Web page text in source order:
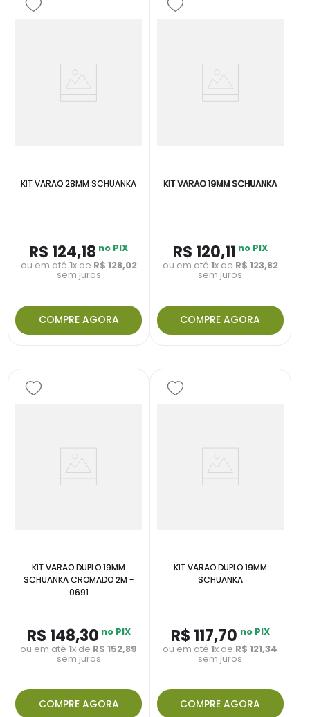
KIT VARAO 28MM SCHUANKA
R$ 124,18 no PIX
ou em até 1x de R$ 128,02
sem juros
COMPRE AGORA
KIT VARAO 19MM SCHUANKA
R$ 120,11 no PIX
ou em até 1x de R$ 123,82
sem juros
COMPRE AGORA
KIT VARAO DUPLO 19MM
SCHUANKA CROMADO 2M -
0691
R$ 148,30 no PIX
ou em até1x de R$ 152,89
sem juros
COMPRE AGORA
KIT VARAO DUPLO 19MM
SCHUANKA
R$ 117,70 no PIX
ou em até1x de R$ 121,34
sem juros
COMPRE AGORA